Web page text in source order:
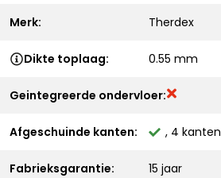
Merk: Therdex
Dikte toplaag: 0.55 mm
Geintegreerde ondervloer:
Afgeschuinde kanten: , 4 kanten
Fabrieksgarantie: 15 jaar